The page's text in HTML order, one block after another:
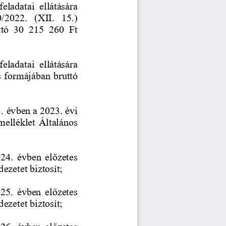
ellátására
2022.  (XII.  15.)
30  215  260  Ft
ellátására
formájában bruttó
évben a 2023. évi
Általános
évben  előzetes
biztosít;
évben  előzetes
biztosít;